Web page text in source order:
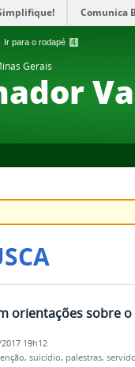
Ir para o rodapé 4
Comunica
Gerais
orientações sobre
19h12
, suicídio, palestras,